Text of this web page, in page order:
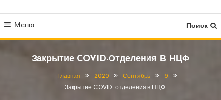
КСОЗ ПРИ КАБИНЕТЕ
МИНИСТРОВ КР
Меню Поиск
Закрытие COVID-Отделения В НЦФ
Главная 2020 Сентябрь
9
Закрытие COVID-отделения в НЦФ